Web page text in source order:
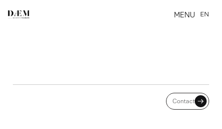
MENU
EN
ARRÊTS DE TRAVAIL : LES
CHANGEMENTS EN 2024
Contact